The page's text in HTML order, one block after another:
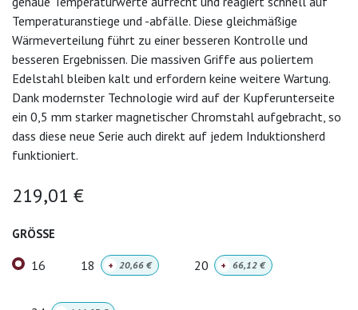
Temperaturanstiege und -abfälle. Diese gleichmäßige
Wärmeverteilung führt zu einer besseren Kontrolle und
besseren Ergebnissen. Die massiven Griffe aus poliertem
Edelstahl bleiben kalt und erfordern keine weitere Wartung.
Dank modernster Technologie wird auf der Kupferunterseite
ein 0,5 mm starker magnetischer Chromstahl aufgebracht, so
dass diese neue Serie auch direkt auf jedem Induktionsherd
funktioniert.
219,01 €
GRÖSSE
16 18 + 20,66 € 20 + 66,12€